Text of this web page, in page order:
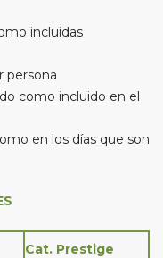
incluidas
persona
como incluido en el
en los días que son
Cat. Prestige